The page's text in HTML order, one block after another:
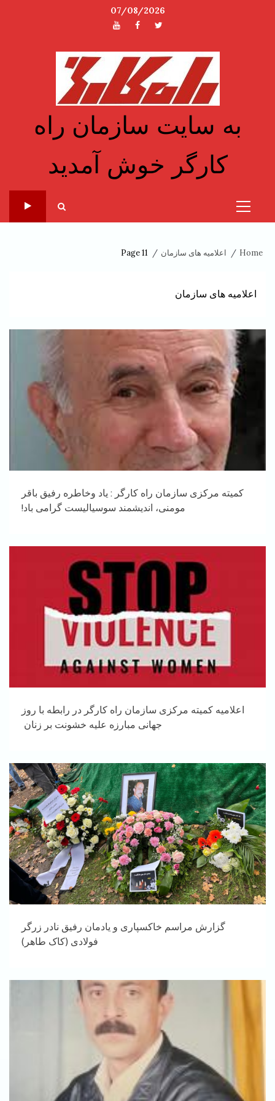
07/08/2026
توئیتر
فیسبوکیوتیوب
به سایت سازمان راه
کارگر خوش آمدید
Primary
Home اعلامیه های سازمان Page 11
اعلامیه های سازمان
کمیته مرکزی سازمان راه کارگر : یاد وخاطره رفیق باقر
مومنی، اندیشمند سوسیالیست گرامی باد!
اعلامیه کمیته مرکزی سازمان راه کارگر در رابطه با روز
جهانی مبارزه علیه خشونت بر زنان
گزارش مراسم خاکسپاری و یادمان رفیق نادر زرگر
فولادی (کاک طاهر)